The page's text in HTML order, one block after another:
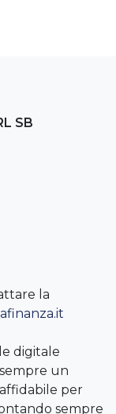
SB
la
digitale
un
per
sempre